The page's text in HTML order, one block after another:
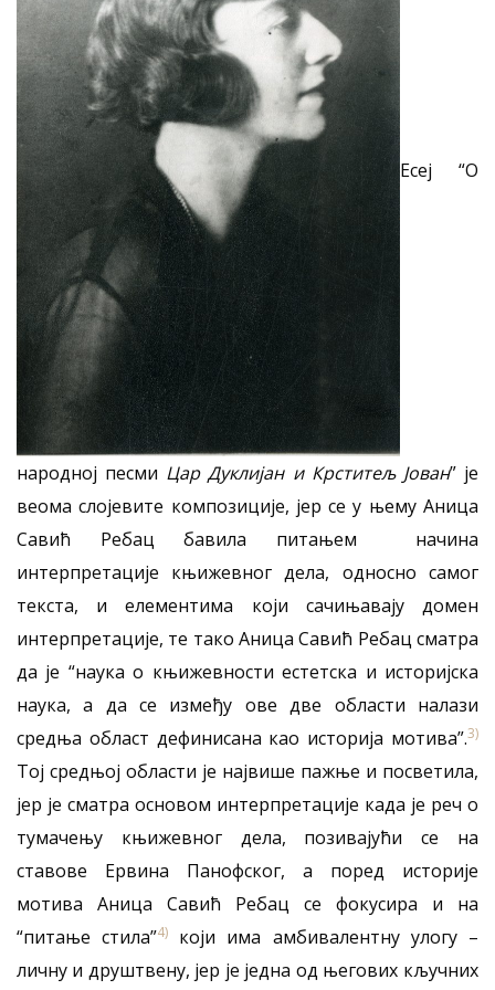
Есеј “О
народној песми Цар Дуклијан и Крститељ Јован” је
веома слојевите композиције, јер се у њему Аница
Савић Ребац бавила питањем начина
интерпретације књижевног дела, односно самог
текста, и елементима који сачињавају домен
интерпретације, те тако Аница Савић Ребац сматра
да је “наука о књижевности естетска и историјска
наука, а да се између ове две области налази
средња област дефинисана као историја мотива”.3)
Тој средњој области је највише пажње и посветила,
јер је сматра основом интерпретације када је реч о
тумачењу књижевног дела, позивајући се на
ставове Ервина Панофског, а поред историје
мотива Аница Савић Ребац се фокусира и на
“питање стила”4)
који има амбивалентну улогу –
личну и друштвену, јер је једна од његових кључних